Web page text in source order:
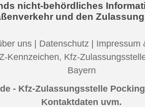
nicht-behördliches
und den
uns | Datenschutz | Impressum
Kennzeichen, Kfz-
Bayern
- Kfz-Zulassungsstelle
Kontaktdaten uvm.